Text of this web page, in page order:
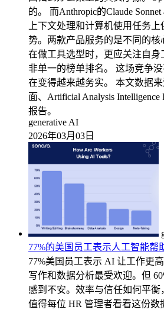
的。 而Anthropic的Claude
上下文处理和计算机使用任务
势。两款产品服务的是不同的核
在做工具选型时，更应关注自身
非单一的榜单排名。 这场竞争
在变得越来越务实。 本文数据
面、Artificial Analysis
报告。
generative AI
2026年03月03日
77%的美国员工表示人工智能帮
77%美国员工表示 AI 让工作更
写作和数据分析最受欢迎。但
感到不安。效率与信任如何平衡
值得每位 HR 管理者看看这份数